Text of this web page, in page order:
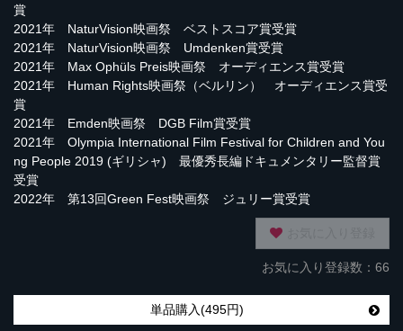
賞
2021年 NaturVision映画祭 ベストスコア賞受賞
2021年 NaturVision映画祭 Umdenken賞受賞
2021年 Max Ophüls Preis映画祭 オーディエンス賞受賞
2021年 Human Rights映画祭（ベルリン） オーディエンス賞受
賞
2021年 Emden映画祭 DGB Film賞受賞
2021年 Olympia International Film Festival for Children and You
ng People 2019 (ギリシャ) 最優秀長編ドキュメンタリー監督賞
受賞
2022年 第13回Green Fest映画祭 ジュリー賞受賞
お気に入り登録数：66
単品購入(495円)